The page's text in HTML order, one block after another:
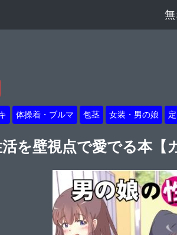
体操着・ブルマ 包茎 女装・男の娘
を壁視点で愛でる本【